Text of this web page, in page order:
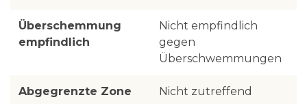
Überschemmung
empfindlich
Nicht empfindlich
gegen
Überschwemmungen
Abgegrenzte Zone Nicht zutreffend